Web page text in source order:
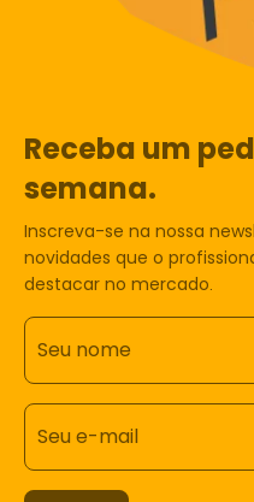
Receba um
semana.
Inscreva-se na nossa
novidades que o
destacar no mercado.
Seu nome
Seu e-mail